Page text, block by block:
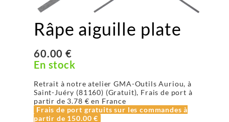
Râpe aiguille plate
60.00 €
En stock
Retrait à notre atelier GMA-Outils Auriou, à
Saint-Juéry (81160) (Gratuit), Frais de port à
partir de 3.78 € en France
Frais de port gratuits sur les commandes à
partir de 150.00 €